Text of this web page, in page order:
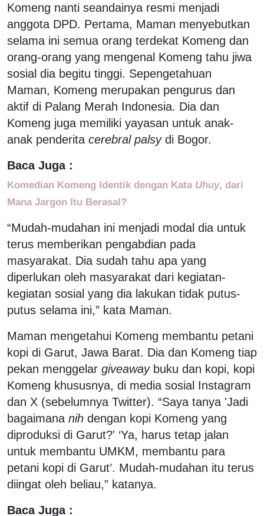
Komeng nanti seandainya resmi menjadi
anggota DPD. Pertama, Maman menyebutkan
selama ini semua orang terdekat Komeng dan
orang-orang yang mengenal Komeng tahu jiwa
sosial dia begitu tinggi. Sepengetahuan
Maman, Komeng merupakan pengurus dan
aktif di Palang Merah Indonesia. Dia dan
Komeng juga memiliki yayasan untuk anak-
anak penderita cerebral palsydi Bogor.
Baca Juga :
Komedian Komeng Identik dengan Kata Uhuy, dari
Mana Jargon Itu Berasal?
“Mudah-mudahan ini menjadi modal dia untuk
terus memberikan pengabdian pada
masyarakat. Dia sudah tahu apa yang
diperlukan oleh masyarakat dari kegiatan-
kegiatan sosial yang dia lakukan tidak putus-
putus selama ini,” kata Maman.
Maman mengetahui Komeng membantu petani
kopi di Garut, Jawa Barat. Dia dan Komeng tiap
pekan menggelar giveawaybuku dan kopi, kopi
Komeng khususnya, di media sosial Instagram
dan X (sebelumnya Twitter). “Saya tanya 'Jadi
bagaimana nih dengan kopi Komeng yang
diproduksi di Garut?' ‘Ya, harus tetap jalan
untuk membantu UMKM, membantu para
petani kopi di Garut’. Mudah-mudahan itu terus
diingat oleh beliau,” katanya.
Baca Juga :